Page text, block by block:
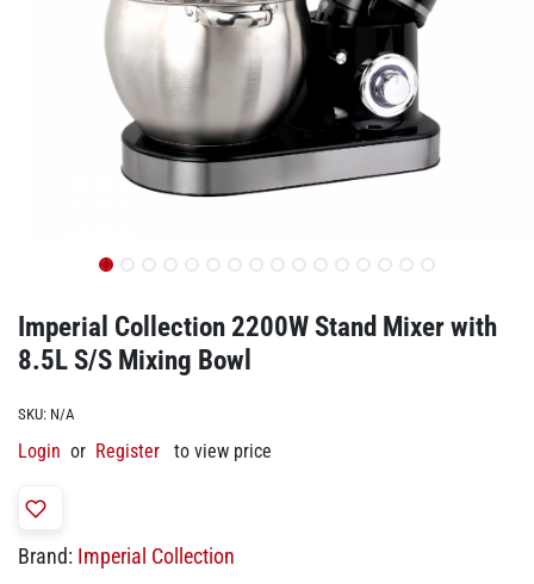
Imperial Collection 2200W Stand Mixer with
8.5L S/S Mixing Bowl
SKU: N/A
Login or Register to view price
Brand: Imperial Collection